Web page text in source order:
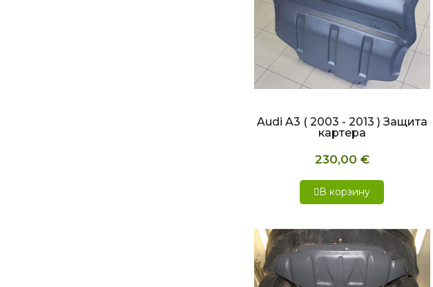
БЫСТРЫЙ ПРОСМОТР
Audi A3 ( 2003 - 2013 ) Защита
картера
230,00 €
В корзину